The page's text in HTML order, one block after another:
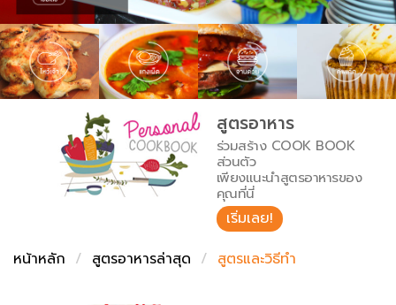
Top Foodie
สารพันก้นครัว
เคล็ดลับน่ารู้
เปรียบเทียบหน่วยการตวง
เปรียบเทียบอุณหภูมิ
เปรียบเทียบน้ำหนักวัตถุดิบ
FoodPedia
สร้าง Cookbook
สูตรอาหาร
ร่วมสร้าง COOK BOOK
ส่วนตัว
เพียงแนะนำสูตรอาหารของ
คุณที่นี่
เริ่มเลย!
หน้าหลัก
สูตรอาหารล่าสุด สูตรและวิธีทำ